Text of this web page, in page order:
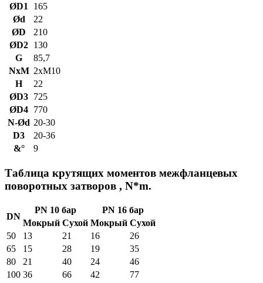
ØD1
165
Ød
22
ØD
210
ØD2 130
G
85,7
NxM 2xM10
H
22
ØD3 725
ØD4 770
N-Ød 20-30
D3
20-36
&°
9
Таблица крутящих моментов межфланцевых
поворотных затворов , N*m.
DN
PN 10 бар
PN 16 бар
Мокрый Сухой Мокрый Сухой
50
13 21 16
26
65
15 28 19
35
80
21 40 24
46
100 36 66 42
77